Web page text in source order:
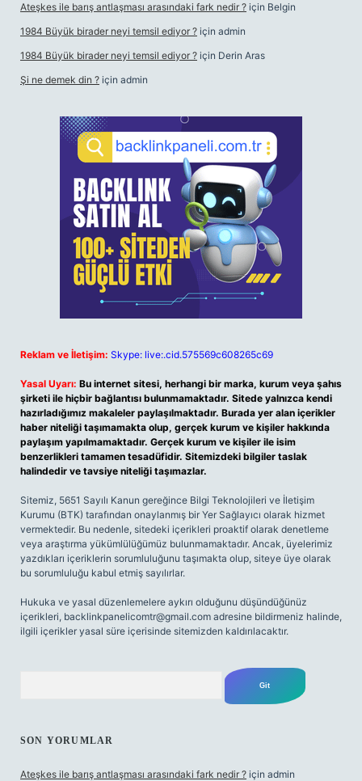
Ateşkes ile barış antlaşması arasındaki fark nedir ? için Belgin
1984 Büyük birader neyi temsil ediyor ? için admin
1984 Büyük birader neyi temsil ediyor ? için Derin Aras
Şi ne demek din ? için admin
Reklam ve İletişim: Skype: live:.cid.575569c608265c69
Yasal Uyarı: Bu internet sitesi, herhangi bir marka, kurum veya şahıs
şirketi ile hiçbir bağlantısı bulunmamaktadır. Sitede yalnızca kendi
hazırladığımız makaleler paylaşılmaktadır. Burada yer alan içerikler
haber niteliği taşımamakta olup, gerçek kurum ve kişiler hakkında
paylaşım yapılmamaktadır. Gerçek kurum ve kişiler ile isim
benzerlikleri tamamen tesadüfidir. Sitemizdeki bilgiler taslak
halindedir ve tavsiye niteliği taşımazlar.
Sitemiz, 5651 Sayılı Kanun gereğince Bilgi Teknolojileri ve İletişim
Kurumu (BTK) tarafından onaylanmış bir Yer Sağlayıcı olarak hizmet
vermektedir. Bu nedenle, sitedeki içerikleri proaktif olarak denetleme
veya araştırma yükümlülüğümüz bulunmamaktadır. Ancak, üyelerimiz
yazdıkları içeriklerin sorumluluğunu taşımakta olup, siteye üye olarak
bu sorumluluğu kabul etmiş sayılırlar.
Hukuka ve yasal düzenlemelere aykırı olduğunu düşündüğünüz
içerikleri, backlinkpanelicomtr@gmail.com adresine bildirmeniz halinde,
ilgili içerikler yasal süre içerisinde sitemizden kaldırılacaktır.
SON YORUMLAR
Ateşkes ile barış antlaşması arasındaki fark nedir ? için admin